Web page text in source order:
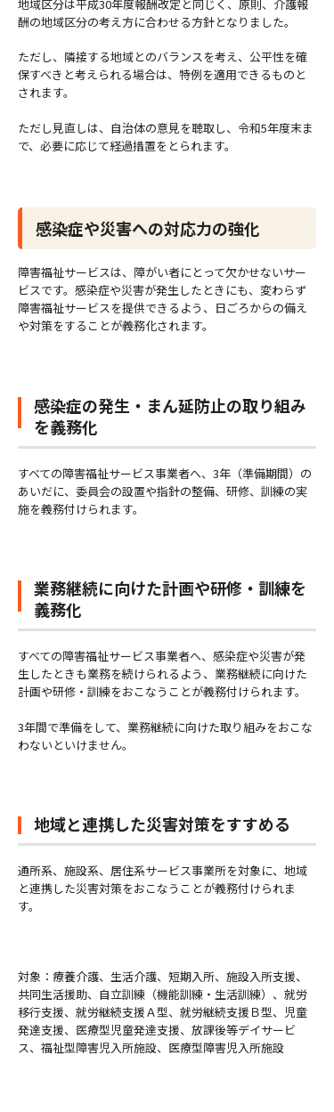
地域区分は平成30年度報酬改定と同じく、原則、介護報
酬の地域区分の考え方に合わせる方針となりました。
ただし、隣接する地域とのバランスを考え、公平性を確
保すべきと考えられる場合は、特例を適用できるものと
されます。
ただし見直しは、自治体の意見を聴取し、令和5年度末ま
で、必要に応じて経過措置をとられます。
感染症や災害への対応力の強化
障害福祉サービスは、障がい者にとって欠かせないサー
ビスです。感染症や災害が発生したときにも、変わらず
障害福祉サービスを提供できるよう、日ごろからの備え
や対策をすることが義務化されます。
感染症の発生・まん延防止の取り組み
を義務化
すべての障害福祉サービス事業者へ、3年（準備期間）の
あいだに、委員会の設置や指針の整備、研修、訓練の実
施を義務付けられます。
業務継続に向けた計画や研修・訓練を
義務化
すべての障害福祉サービス事業者へ、感染症や災害が発
生したときも業務を続けられるよう、業務継続に向けた
計画や研修・訓練をおこなうことが義務付けられます。
3年間で準備をして、業務継続に向けた取り組みをおこな
わないといけません。
地域と連携した災害対策をすすめる
通所系、施設系、居住系サービス事業所を対象に、地域
と連携した災害対策をおこなうことが義務付けられま
す。
対象：療養介護、生活介護、短期入所、施設入所支援、
共同生活援助、自立訓練（機能訓練・生活訓練）、就労
移行支援、就労継続支援Ａ型、就労継続支援Ｂ型、児童
発達支援、医療型児童発達支援、放課後等デイサービ
ス、福祉型障害児入所施設、医療型障害児入所施設